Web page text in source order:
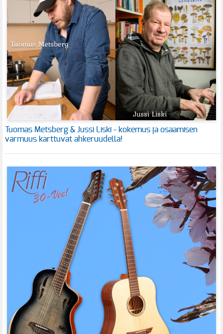
Tuomas Metsberg & Jussi Liski - kokemus ja osaamisen
varmuus karttuvat ahkeruudella!